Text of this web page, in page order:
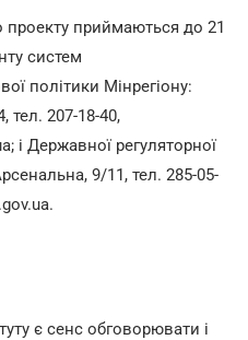
проекту приймаються до 21
систем
політики Мінрегіону:
тел. 207-18-40,
і Державної регуляторної
9/11, тел. 285-05-
є сенс обговорювати і